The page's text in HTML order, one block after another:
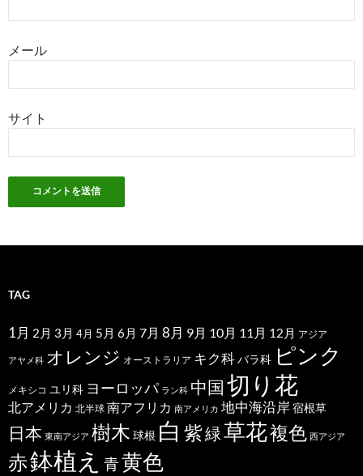
メール
サイト
TAG
1月 2月 3月 4月 5月 6月 7月 8月 9月 10月 11月 12月 アジア
アヤメ科 オレンジ オーストラリア キク科バラ科 ピンク
メキシコ ユリ科 ヨーロッパ ラン科 中国切り花
北アメリカ 北半球 南アフリカ 南アメリカ 地中海沿岸 宿根草
日本 東南アジア 樹木 球根 白 紫緑草花複色 西アジア
赤鉢植え 青黄色